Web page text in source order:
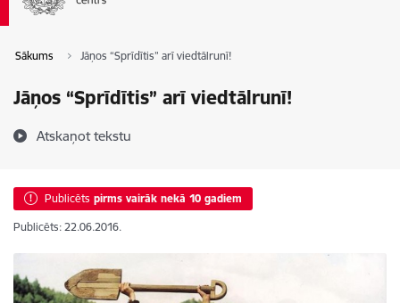
Sākums Jāņos “Sprīdītis” arī viedtālrunī!
Jāņos “Sprīdītis” arī viedtālrunī!
Atskaņot tekstu
Publicēts pirms vairāk nekā 10 gadiem
Publicēts: 22.06.2016.